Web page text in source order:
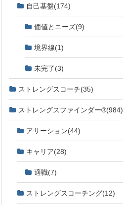
自己基盤(174)
価値とニーズ(9)
境界線(1)
未完了(3)
ストレングスコーチ(35)
ストレングスファインダー®(984)
アサーション(44)
キャリア(28)
適職(7)
ストレングスコーチング(12)